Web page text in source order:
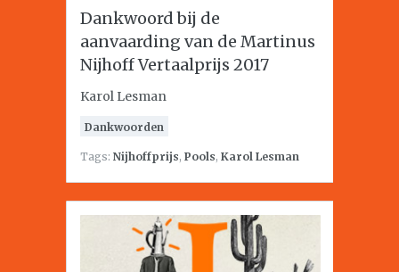
Dankwoord bij de
aanvaarding van de Martinus
Nijhoff Vertaalprijs 2017
Karol Lesman
Dankwoorden
Tags: Nijhoffprijs, Pools, Karol Lesman